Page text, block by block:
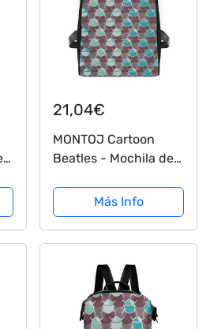
21,04€
MONTOJ Cartoon
Beatles - Mochila de
pequeño)Más Info